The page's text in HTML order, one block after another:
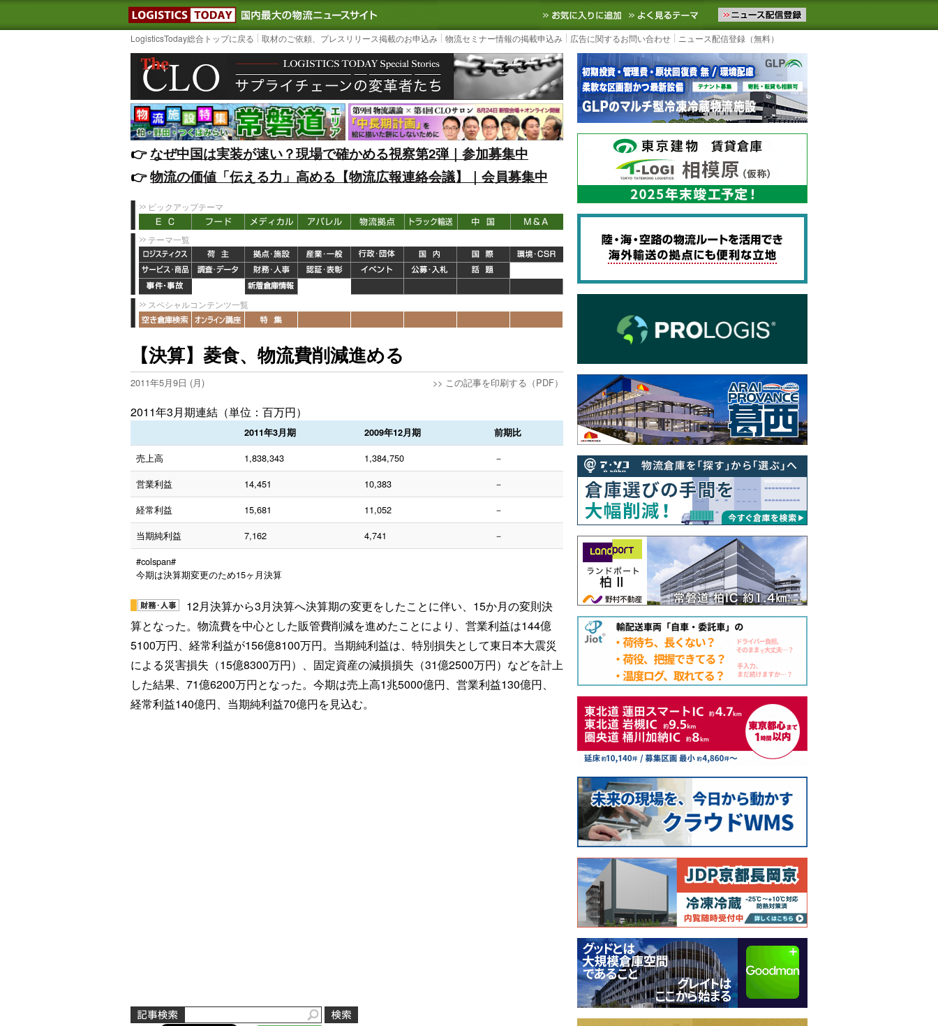
LOGISTICS TODAY｜国内最大の物流ニュースサイト3PL, SCMなど国内外の最新の物流ニュースをお届けします。物流ニュースメール配信を登録す
お気に入りに追加 よく見るテーマ
LogisticsToday総合トップに戻る 取材のご依頼、プレスリリース掲載のお申込み 物流セミナー情報の掲載申込み 広告に関するお問い合わせ ニュース配信登録（無料）
👉️なぜ中国は実装が速い？現場で確かめる視察第2弾｜参加募集中
👉️物流の価値「伝える力」高める【物流広報連絡会議】｜会員募集中
ピックアップテーマ
テーマ一覧
スペシャルコンテンツ一覧
【決算】菱食、物流費削減進める
2011年5月9日 (月) >> この記事を印刷する（PDF）
2011年3月期連結（単位：百万円）
2011年3月期 2009年12月期 前期比
売上高 1,838,343 1,384,750
－
営業利益
14,451 10,383
－
経常利益
15,681 11,052
－
当期純利益
7,162 4,741
－
#colspan#
今期は決算期変更のため15ヶ月決算
12月決算から3月決算へ決算期の変更をしたことに伴い、15か月の変則決
算となった。物流費を中心とした販管費削減を進めたことにより、営業利益は144億
5100万円、経常利益が156億8100万円。当期純利益は、特別損失として東日本大震災
による災害損失（15億8300万円）、固定資産の減損損失（31億2500万円）などを計上
した結果、71億6200万円となった。今期は売上高1兆5000億円、営業利益130億円、
経常利益140億円、当期純利益70億円を見込む。